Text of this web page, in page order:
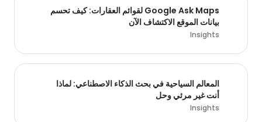
Google Ask Maps لقوائم العقارات: كيف تحسم
بيانات الموقع الاكتشاف الآن
Insights
المعالم السياحية في بحث الذكاء الاصطناعي: لماذا
أنت غير مرئي وحل
Insights